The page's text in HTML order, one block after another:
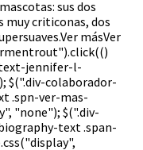
sus dos
muy criticonas, dos
másVer
jennifer-l-
$(".div-colaborador-
.spn-ver-mas-
"none"); $(".div-
text .span-